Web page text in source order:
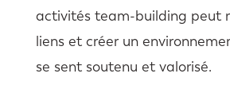
activités team-building peut
liens et créer un
se sent soutenu et valorisé.